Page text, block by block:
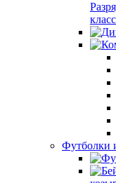
Футболки